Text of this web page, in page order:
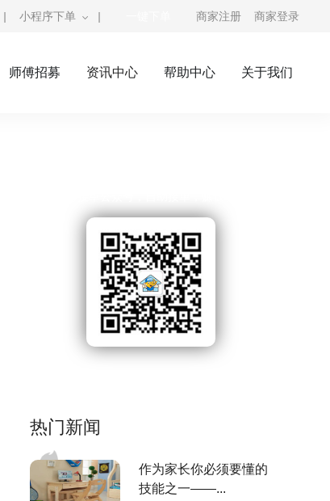
| 小程序下单 | 商家注册 商家登录
师傅招募 资讯中心 帮助中心 关于我们
热门新闻
作为家长你必须要懂的
技能之一——...